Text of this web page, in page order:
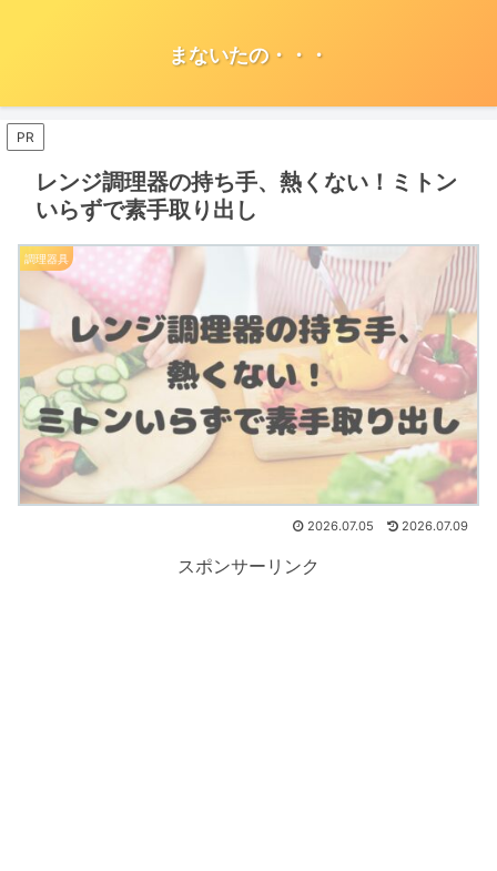
まないたの・・・
PR
レンジ調理器の持ち手、熱くない！ミトン
いらずで素手取り出し
調理器具
2026.07.05 2026.07.09
スポンサーリンク